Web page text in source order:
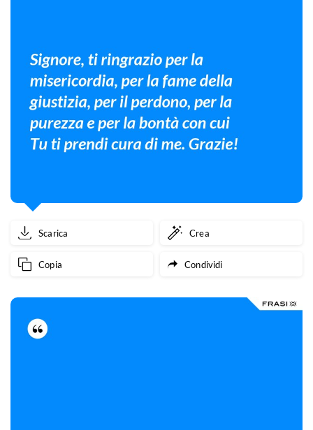
Scarica Crea
Copia Condividi